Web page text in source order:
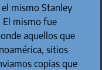
mismo Stanley
El mismo fue
aquellos que
sitios
copias que